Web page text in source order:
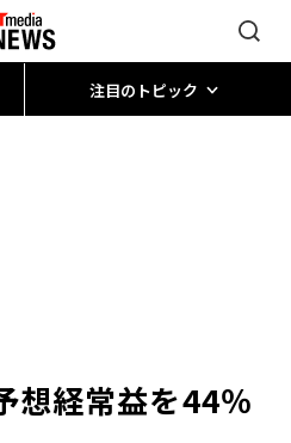
注目のトピック
想経常益を44％